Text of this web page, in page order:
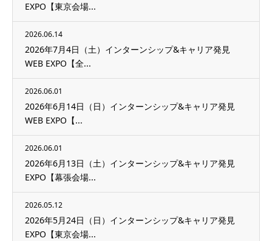
EXPO【東京会場...
2026.06.14
2026年7月4日（土）インターンシップ&キャリア発見
WEB EXPO【全...
2026.06.01
2026年6月14日（日）インターンシップ&キャリア発見
WEB EXPO【...
2026.06.01
2026年6月13日（土）インターンシップ&キャリア発見
EXPO【幕張会場...
2026.05.12
2026年5月24日（日）インターンシップ&キャリア発見
EXPO【東京会場...